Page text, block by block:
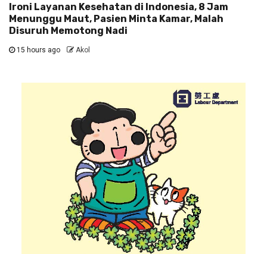
Ironi Layanan Kesehatan di Indonesia, 8 Jam
Menunggu Maut, Pasien Minta Kamar, Malah
Disuruh Memotong Nadi
15 hours ago Akol